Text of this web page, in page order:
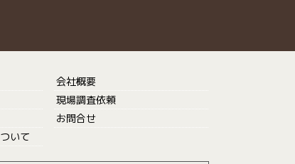
いて
会社概要
現場調査依頼
お問合せ